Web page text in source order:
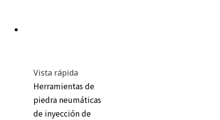
Vista rápida
Herramientas de
piedra neumáticas
de inyección de